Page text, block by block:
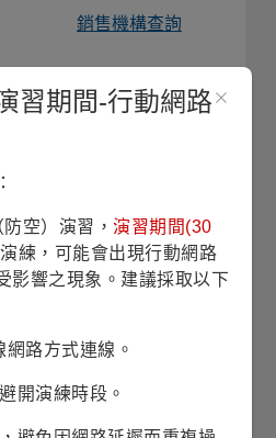
銷售機構查詢
06/30)
5.39 years
債息均滾入再投資計算而得的平
率」，計算方式除如前述外，另
習期間-行動網路
空）演習，演習期間(30
練，可能會出現行動網路
影響之現象。建議採取以下
路方式連線。
開演練時段。